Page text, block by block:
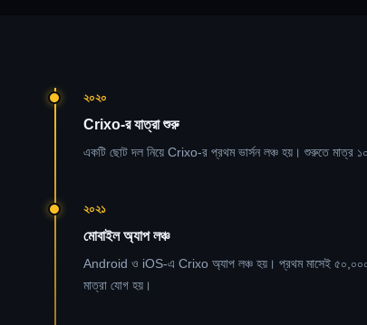
২০২০
Crixo-র যাত্রা শুরু
একটি ছোট দল নিয়ে Crixo-র প্রথম ভার্সন লঞ্চ হয়। শুরুতে মাত্র
২০২১
মোবাইল অ্যাপ লঞ্চ
Android ও iOS-এ Crixo অ্যাপ লঞ্চ হয়। প্রথম মাসেই ৫০,০০০-
মাত্রা যোগ হয়।